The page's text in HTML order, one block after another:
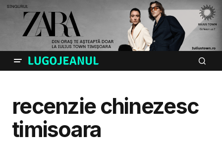
recenzie chinezesc
timisoara